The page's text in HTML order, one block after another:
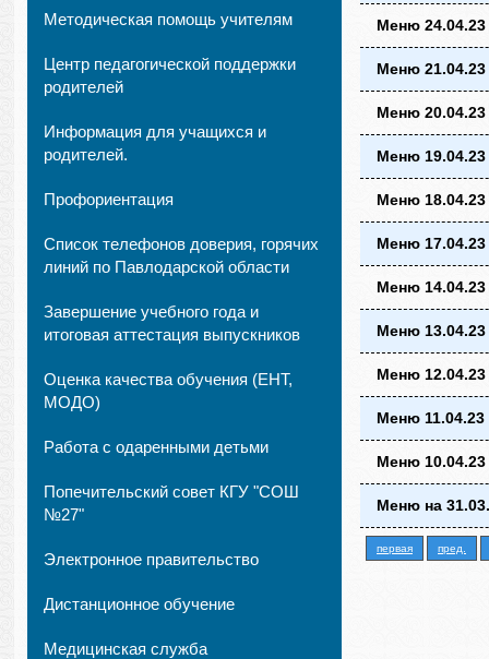
Методическая помощь учителям
Центр педагогической поддержки
родителей
Информация для учащихся и
родителей.
Профориентация
Список телефонов доверия, горячих
линий по Павлодарской области
Завершение учебного года и
итоговая аттестация выпускников
Оценка качества обучения (ЕНТ,
МОДО)
Работа с одаренными детьми
Попечительский совет КГУ "СОШ
№27"
Электронное правительство
Дистанционное обучение
Медицинская служба
Меню 24.04.23
Меню 21.04.23
Меню 20.04.23
Меню 19.04.23
Меню 18.04.23
Меню 17.04.23
Меню 14.04.23
Меню 13.04.23
Меню 12.04.23
Меню 11.04.23
Меню 10.04.23
Меню на
первая пред.